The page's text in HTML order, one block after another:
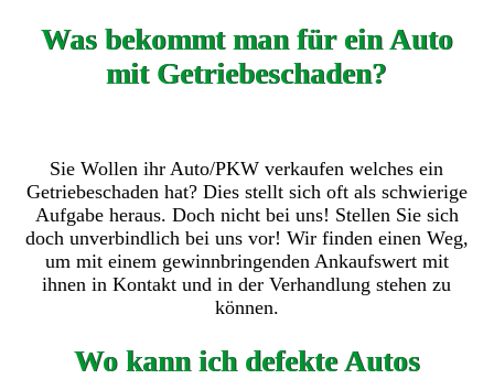
Was bekommt man für ein Auto
mit Getriebeschaden?
Sie Wollen ihr Auto/PKW verkaufen welches ein
Getriebeschaden hat? Dies stellt sich oft als schwierige
Aufgabe heraus. Doch nicht bei uns! Stellen Sie sich
doch unverbindlich bei uns vor! Wir finden einen Weg,
um mit einem gewinnbringenden Ankaufswert mit
ihnen in Kontakt und in der Verhandlung stehen zu
können.
Wo kann ich defekte Autos